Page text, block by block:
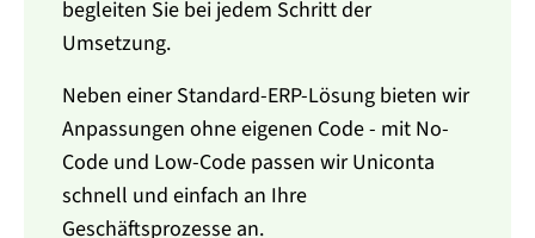
begleiten Sie bei jedem Schritt der
Umsetzung.
Neben einer Standard-ERP-Lösung bieten wir
Anpassungen ohne eigenen Code - mit No-
Code und Low-Code passen wir Uniconta
schnell und einfach an Ihre
Geschäftsprozesse an.